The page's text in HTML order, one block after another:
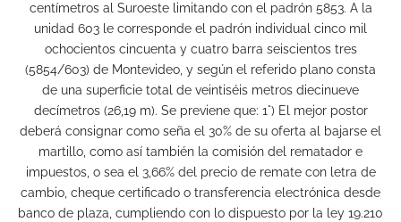
centímetros al Suroeste limitando con el padrón 5853. A la
unidad 603 le corresponde el padrón individual cinco mil
ochocientos cincuenta y cuatro barra seiscientos tres
(5854/603) de Montevideo, y según el referido plano consta
de una superficie total de veintiséis metros diecinueve
decímetros (26,19 m). Se previene que: 1°) El mejor postor
deberá consignar como seña el 30% de su oferta al bajarse el
martillo, como así también la comisión del rematador e
impuestos, o sea el 3,66% del precio de remate con letra de
cambio, cheque certificado o transferencia electrónica desde
banco de plaza, cumpliendo con lo dispuesto por la ley 19.210